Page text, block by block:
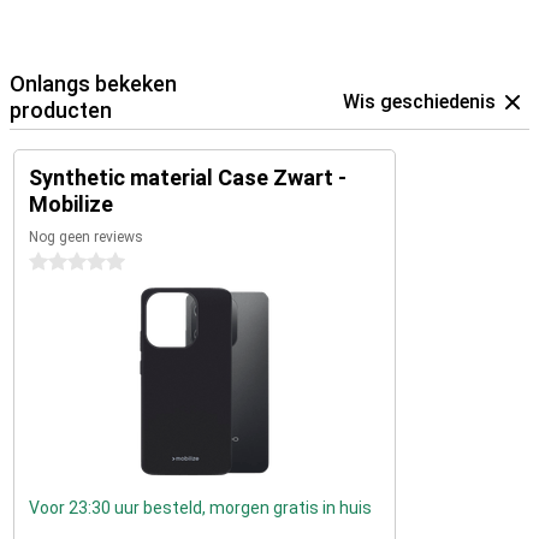
Onlangs bekeken
producten
Wis geschiedenis
Synthetic material Case Zwart -
Mobilize
Nog geen reviews
0 sterren
Voor 23:30 uur besteld, morgen gratis in huis